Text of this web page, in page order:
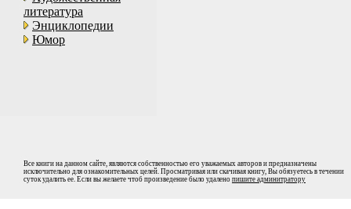
литература
Энциклопедии
Юмор
Все книги на данном сайте, являются собственностью его уважаемых авторов и предназначены
исключительно для ознакомительных целей. Просматривая или скачивая книгу, Вы обязуетесь в течении
суток удалить ее. Если вы желаете чтоб произведение было удалено пишите админитратору